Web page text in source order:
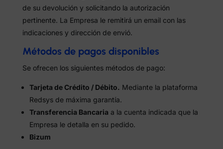
de su devolución y solicitando la autorización
pertinente. La Empresa le remitirá un email con las
indicaciones y dirección de envió.
Métodos de pagos disponibles
Se ofrecen los siguientes métodos de pago:
Tarjeta de Crédito / Débito. Mediante la plataforma
Redsys de máxima garantía.
Transferencia Bancaria a la cuenta indicada que la
Empresa le detalla en su pedido.
Bizum